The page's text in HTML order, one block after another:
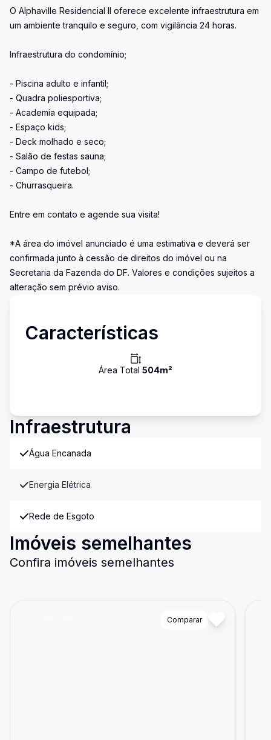
O Alphaville Residencial II oferece excelente infraestrutura em
um ambiente tranquilo e seguro, com vigilância 24 horas.
Infraestrutura do condomínio;
- Piscina adulto e infantil;
- Quadra poliesportiva;
- Academia equipada;
- Espaço kids;
- Deck molhado e seco;
- Salão de festas sauna;
- Campo de futebol;
- Churrasqueira.
Entre em contato e agende sua visita!
*A área do imóvel anunciado é uma estimativa e deverá ser
confirmada junto à cessão de direitos do imóvel ou na
Secretaria da Fazenda do DF. Valores e condições sujeitos a
alteração sem prévio aviso.
Características
Área Total 504m²
Infraestrutura
Água Encanada
Energia Elétrica
Rede de Esgoto
Imóveis semelhantes
Confira imóveis semelhantes
Comparar